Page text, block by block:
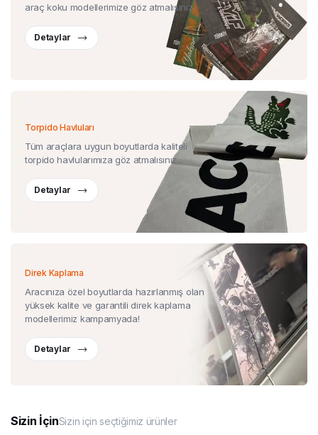
araç koku modellerimize göz atmalısınız.
Detaylar
Torpido Havluları
Tüm araçlara uygun boyutlarda kaliteli
torpido havlularımıza göz atmalısınız.
Detaylar
Direk Kaplama
Aracınıza özel boyutlarda hazırlanmış olan
yüksek kalite ve garantili direk kaplama
modellerimiz kampamyada!
Detaylar
Sizin İçinSizin için seçtiğimiz ürünler